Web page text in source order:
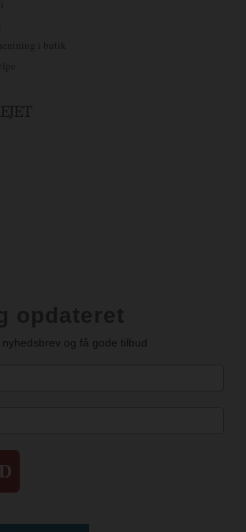
i butik
og få gode tilbud